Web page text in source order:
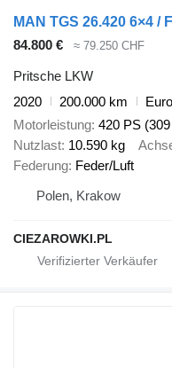
84.800 € ≈ 79.250 CHF
Pritsche LKW
2020
200.000 km
Motorleistung 420 PS
Nutzlast 10.590 kg
Federung Feder/Luft
Polen, Krakow
CIEZAROWKI.PL